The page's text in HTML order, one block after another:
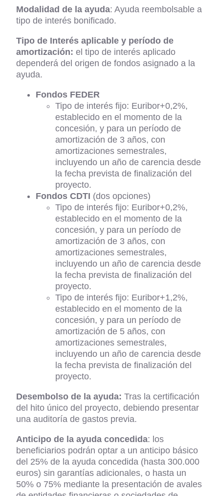
Modalidad de la ayuda: Ayuda reembolsable a
tipo de interés bonificado.
Tipo de Interés aplicable y período de
amortización: el tipo de interés aplicado
dependerá del origen de fondos asignado a la
ayuda.
Fondos FEDER
Tipo de interés fijo: Euribor+0,2%,
establecido en el momento de la
concesión, y para un período de
amortización de 3 años, con
amortizaciones semestrales,
incluyendo un año de carencia desde
la fecha prevista de finalización del
proyecto.
Fondos CDTI (dos opciones)
Tipo de interés fijo: Euribor+0,2%,
establecido en el momento de la
concesión, y para un período de
amortización de 3 años, con
amortizaciones semestrales,
incluyendo un año de carencia desde
la fecha prevista de finalización del
proyecto.
Tipo de interés fijo: Euribor+1,2%,
establecido en el momento de la
concesión, y para un período de
amortización de 5 años, con
amortizaciones semestrales,
incluyendo un año de carencia desde
la fecha prevista de finalización del
proyecto.
Desembolso de la ayuda: Tras la certificación
del hito único del proyecto, debiendo presentar
una auditoría de gastos previa.
Anticipo de la ayuda concedida: los
beneficiarios podrán optar a un anticipo básico
del 25% de la ayuda concedida (hasta 300.000
euros) sin garantías adicionales, o hasta un
50% o 75% mediante la presentación de avales